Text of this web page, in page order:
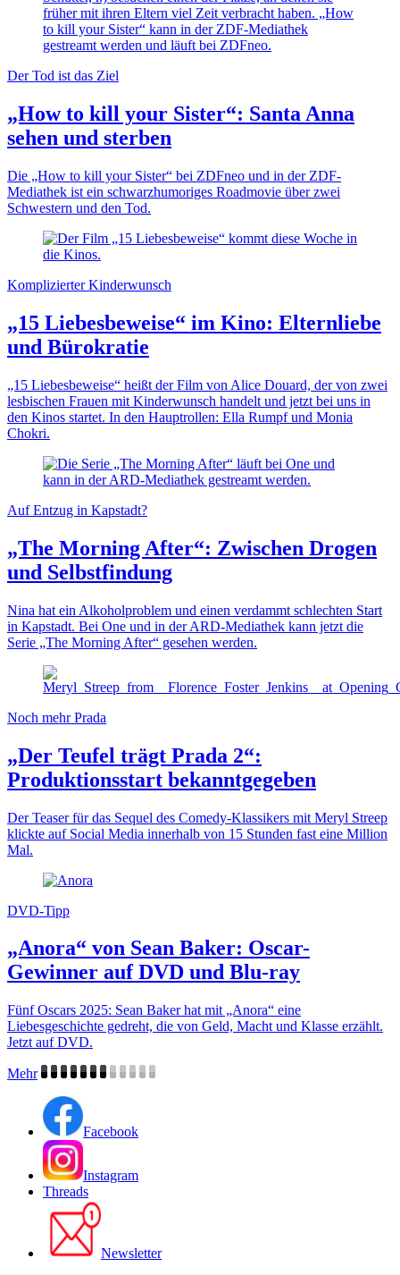
Der Tod ist das Ziel
„How to kill your Sister“: Santa Anna
sehen und sterben
Die „How to kill your Sister“ bei ZDFneo und in der ZDF-
Mediathek ist ein schwarzhumoriges Roadmovie über zwei
Schwestern und den Tod.
Komplizierter Kinderwunsch
„15 Liebesbeweise“ im Kino: Elternliebe
und Bürokratie
„15 Liebesbeweise“ heißt der Film von Alice Douard, der von zwei
lesbischen Frauen mit Kinderwunsch handelt und jetzt bei uns in
den Kinos startet. In den Hauptrollen: Ella Rumpf und Monia
Chokri.
Auf Entzug in Kapstadt?
„The Morning After“: Zwischen Drogen
und Selbstfindung
Nina hat ein Alkoholproblem und einen verdammt schlechten Start
in Kapstadt. Bei One und in der ARD-Mediathek kann jetzt die
Serie „The Morning After“ gesehen werden.
Noch mehr Prada
„Der Teufel trägt Prada 2“:
Produktionsstart bekanntgegeben
Der Teaser für das Sequel des Comedy-Klassikers mit Meryl Streep
klickte auf Social Media innerhalb von 15 Stunden fast eine Million
Mal.
DVD-Tipp
„Anora“ von Sean Baker: Oscar-
Gewinner auf DVD und Blu-ray
Fünf Oscars 2025: Sean Baker hat mit „Anora“ eine
Liebesgeschichte gedreht, die von Geld, Macht und Klasse erzählt.
Jetzt auf DVD.
Mehr
Facebook
Instagram
Threads
Newsletter